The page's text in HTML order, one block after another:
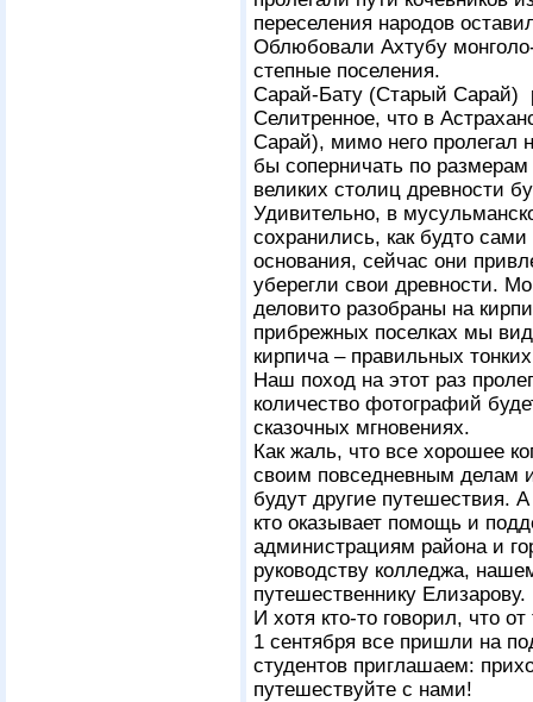
переселения народов
Облюбовали Ахтубу
степные поселения.
Сарай-Бату (Старый Сарай)
Селитренное, что в
Сарай), мимо него пролегал
бы соперничать по
великих столиц древности
Удивительно, в
сохранились, как будто
основания, сейчас они
уберегли свои древности.
деловито разобраны на
прибрежных поселках мы
кирпича – правильных
Наш поход на этот раз
количество фотографий
сказочных мгновениях.
Как жаль, что все хорошее
своим повседневным делам
будут другие путешествия.
кто оказывает помощь и
администрациям района и
руководству колледжа,
путешественнику Елизарову.
И хотя кто-то говорил, что
1 сентября все пришли на
студентов приглашаем:
путешествуйте с нами!